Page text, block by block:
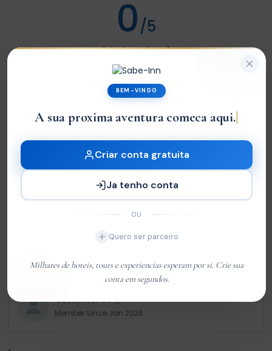
0/5
Not rated
Com base em0 review
Very Good
Média
0
Ruim
Customer 01
Member Since Jan 2026
BEM-VINDO
A sua proxima aventura comeca aqui.
Criar conta gratuita
Ja tenho conta
OU
Quero ser parceiro
Milhares de hoteis, tours e experiencias esperam por si. Crie sua
conta em segundos.